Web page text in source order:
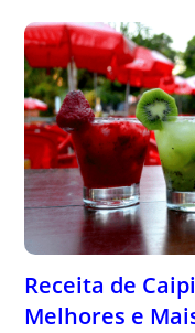
Receita de
Melhores e